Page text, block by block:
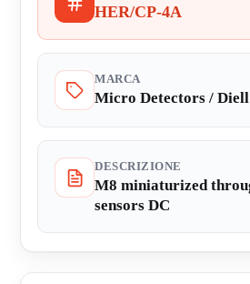
HER/CP-4A
MARCA
Micro Detectors / Diell
DESCRIZIONE
M8 miniaturized
sensors DC